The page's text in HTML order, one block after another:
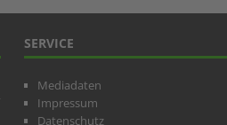
SERVICE
Mediadaten
Impressum
Datenschutz